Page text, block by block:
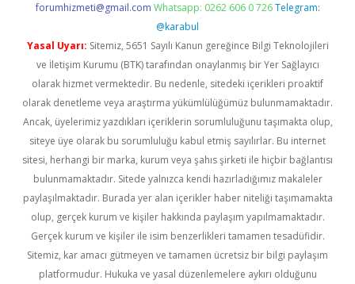
forumhizmeti@gmail.com Whatsapp: 0262 606 0 726 Telegram:
@karabul
Yasal Uyarı: Sitemiz, 5651 Sayılı Kanun gereğince Bilgi Teknolojileri
ve İletişim Kurumu (BTK) tarafından onaylanmış bir Yer Sağlayıcı
olarak hizmet vermektedir. Bu nedenle, sitedeki içerikleri proaktif
olarak denetleme veya araştırma yükümlülüğümüz bulunmamaktadır.
Ancak, üyelerimiz yazdıkları içeriklerin sorumluluğunu taşımakta olup,
siteye üye olarak bu sorumluluğu kabul etmiş sayılırlar. Bu internet
sitesi, herhangi bir marka, kurum veya şahıs şirketi ile hiçbir bağlantısı
bulunmamaktadır. Sitede yalnızca kendi hazırladığımız makaleler
paylaşılmaktadır. Burada yer alan içerikler haber niteliği taşımamakta
olup, gerçek kurum ve kişiler hakkında paylaşım yapılmamaktadır.
Gerçek kurum ve kişiler ile isim benzerlikleri tamamen tesadüfidir.
Sitemiz, kar amacı gütmeyen ve tamamen ücretsiz bir bilgi paylaşım
platformudur. Hukuka ve yasal düzenlemelere aykırı olduğunu